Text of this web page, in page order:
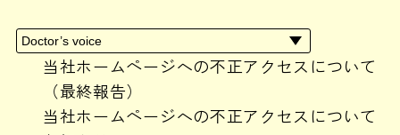
2024年2月(3)
2024年1月 (2)
2023年10月(1)
2023年9月 (1)
当社ホームページへの不正アクセスについて
（最終報告）
当社ホームページへの不正アクセスについて